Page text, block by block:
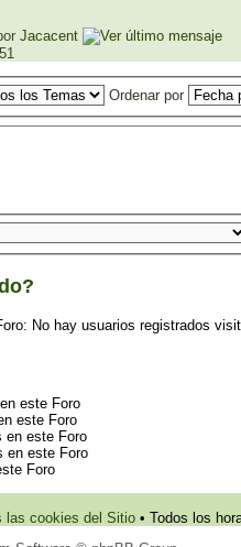
Jacacent
Ordenar por
No hay usuarios registrados
este Foro
este Foro
en este Foro
en este Foro
Foro
las cookies del Sitio • Todos los